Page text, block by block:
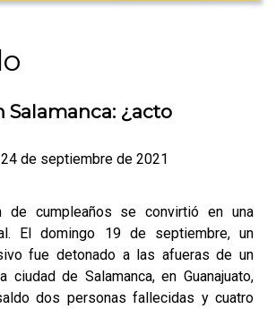
Salamanca: ¿acto
de septiembre de 2021
de cumpleaños se convirtió en una
El domingo 19 de septiembre, un
fue detonado a las afueras de un
ciudad de Salamanca, en Guanajuato,
dos personas fallecidas y cuatro